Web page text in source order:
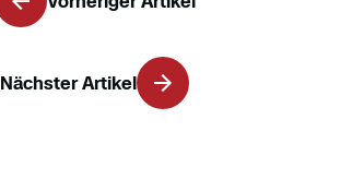
Nächster Artikel